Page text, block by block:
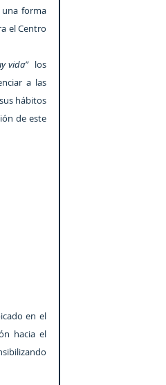
una forma
el Centro
vida” los
a las
hábitos
de este
en el
hacia el